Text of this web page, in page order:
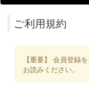
ご利用規約
【重要】 会員登録
お読みください。